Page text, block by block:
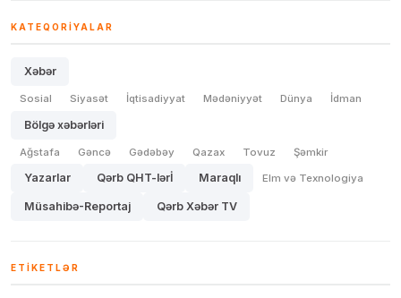
KATEQORIYALAR
Xəbər
Sosial Siyasət İqtisadiyyat Mədəniyyət Dünya İdman
Bölgə xəbərləri
Ağstafa Gəncə Gədəbəy Qazax Tovuz Şəmkir
Yazarlar Qərb QHT-lərİ Maraqlı Elm və Texnologiya
Müsahibə-Reportaj Qərb Xəbər TV
ETIKETLƏR